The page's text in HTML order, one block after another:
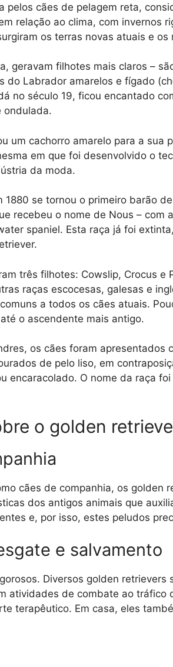
pelos cães de pelagem reta,
relação ao clima, com invernos
os terras novas atuais e
geravam filhotes mais claros –
do Labrador amarelos e fígado
no século 19, ficou encantado
ondulada.
um cachorro amarelo para a sua
em que foi desenvolvido o
da moda.
1880 se tornou o primeiro barão
recebeu o nome de Nous – com
spaniel. Esta raça já foi
três filhotes: Cowslip, Crocus e
raças escocesas, galesas e
a todos os cães atuais.
o ascendente mais antigo.
os cães foram apresentados
de pelo liso, em
encaracolado. O nome da raça
o golden
cães de companhia, os golden
dos antigos animais que
e, por isso, estes peludos
e salvamento
Diversos golden retrievers
atividades de combate ao tráfico
terapêutico. Em casa, eles